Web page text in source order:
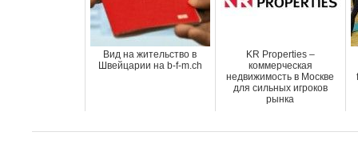
Вид на жительство в
Швейцарии на b-f-m.ch
KR Properties –
коммерческая
недвижимость в Москве
для сильных игроков
рынка